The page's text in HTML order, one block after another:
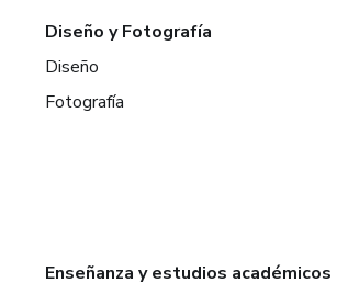
Diseño y Fotografía
Diseño
Fotografía
Enseñanza y estudios académicos